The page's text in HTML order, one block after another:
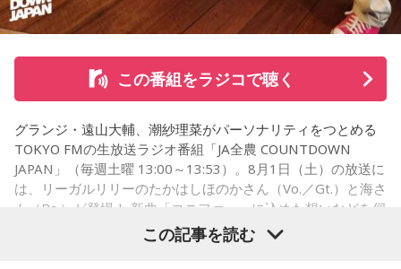
◎「中島健人イメージランキング」
街の人に調査したら、中島健人が1位にランクインしそうな
「ランキングのタイトルだけ」を送ってきてください。
＜例＞
・家の照明、指パッチンで消してそうランキング
・コンビニで「温めますか？」とか「レジ袋はいります
か？」とか聞かれる前に全部先に言ってきそうな男ランキン
この番組をラジコで聴く
グランジ・遠山大輔、潮紗理菜がパーソナリティをつとめる
TOKYO FMの生放送ラジオ番組「JA全農 COUNTDOWN
JAPAN」（毎週土曜 13:00～13:53）。8月1日（土）の放送に
は、リーガルリリーのたかはしほのかさん（Vo.／Gt.）と海さ
ん（Ba.）が登場！ 新曲「コニファー」に込めた想いなどを伺
この記事を読む